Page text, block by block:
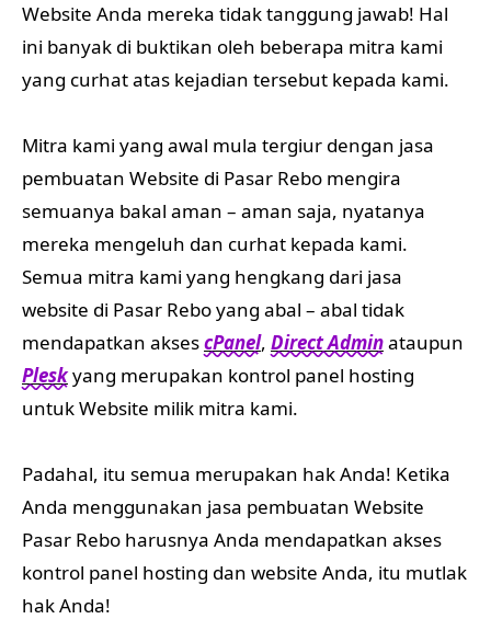
Website Anda mereka tidak tanggung jawab! Hal
ini banyak di buktikan oleh beberapa mitra kami
yang curhat atas kejadian tersebut kepada kami.
Mitra kami yang awal mula tergiur dengan jasa
pembuatan Website di Pasar Rebo mengira
semuanya bakal aman – aman saja, nyatanya
mereka mengeluh dan curhat kepada kami.
Semua mitra kami yang hengkang dari jasa
website di Pasar Rebo yang abal – abal tidak
mendapatkan aksescPanel, Direct Adminataupun
Pleskyang merupakan kontrol panel hosting
untuk Website milik mitra kami.
Padahal, itu semua merupakan hak Anda! Ketika
Anda menggunakan jasa pembuatan Website
Pasar Rebo harusnya Anda mendapatkan akses
kontrol panel hosting dan website Anda, itu mutlak
hak Anda!